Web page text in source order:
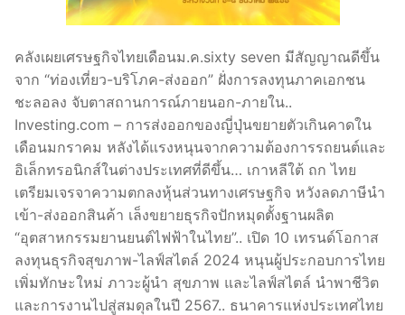
คลังเผยเศรษฐกิจไทยเดือนม.ค.sixty seven มีสัญญาณดีขึ้น
จาก “ท่องเที่ยว-บริโภค-ส่งออก” ฝั่งการลงทุนภาคเอกชน
ชะลอลง จับตาสถานการณ์ภายนอก-ภายใน..
Investing.com – การส่งออกของญี่ปุ่นขยายตัวเกินคาดใน
เดือนมกราคม หลังได้แรงหนุนจากความต้องการรถยนต์และ
อิเล็กทรอนิกส์ในต่างประเทศที่ดีขึ้น… เกาหลีใต้ ถก ไทย
เตรียมเจรจาความตกลงหุ้นส่วนทางเศรษฐกิจ หวังลดภาษีนำ
เข้า-ส่งออกสินค้า เล็งขยายธุรกิจปักหมุดตั้งฐานผลิต
“อุตสาหกรรมยานยนต์ไฟฟ้าในไทย”.. เปิด 10 เทรนด์โอกาส
ลงทุนธุรกิจสุขภาพ-ไลฟ์สไตล์ 2024 หนุนผู้ประกอบการไทย
เพิ่มทักษะใหม่ ภาวะผู้นำ สุขภาพ และไลฟ์สไตล์ นำพาชีวิต
และการงานไปสู่สมดุลในปี 2567.. ธนาคารแห่งประเทศไทย